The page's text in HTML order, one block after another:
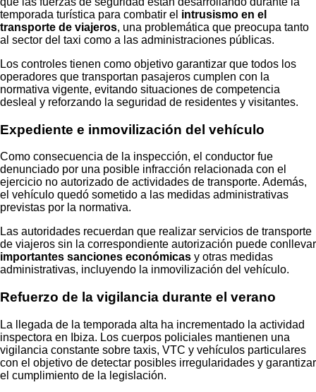
temporada turística para combatir el intrusismo en el
transporte de viajeros, una problemática que preocupa tanto
al sector del taxi como a las administraciones públicas.
Los controles tienen como objetivo garantizar que todos los
operadores que transportan pasajeros cumplen con la
normativa vigente, evitando situaciones de competencia
desleal y reforzando la seguridad de residentes y visitantes.
Expediente e inmovilización del vehículo
Como consecuencia de la inspección, el conductor fue
denunciado por una posible infracción relacionada con el
ejercicio no autorizado de actividades de transporte. Además,
el vehículo quedó sometido a las medidas administrativas
previstas por la normativa.
Las autoridades recuerdan que realizar servicios de transporte
de viajeros sin la correspondiente autorización puede conllevar
importantes sanciones económicas y otras medidas
administrativas, incluyendo la inmovilización del vehículo.
Refuerzo de la vigilancia durante el verano
La llegada de la temporada alta ha incrementado la actividad
inspectora en Ibiza. Los cuerpos policiales mantienen una
vigilancia constante sobre taxis, VTC y vehículos particulares
con el objetivo de detectar posibles irregularidades y garantizar
el cumplimiento de la legislación.